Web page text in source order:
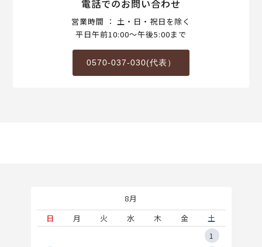
電話でのお問い合わせ
営業時間 ： 土・日・祝日を除く
平日午前10:00～午後5:00まで
0570-037-030(代表）
8月
日
月 火 水 木 金
土
1